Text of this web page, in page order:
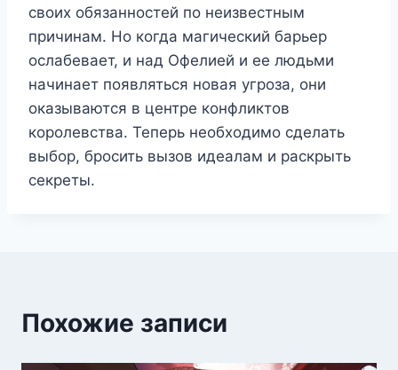
своих обязанностей по неизвестным
причинам. Но когда магический барьер
ослабевает, и над Офелией и ее людьми
начинает появляться новая угроза, они
оказываются в центре конфликтов
королевства. Теперь необходимо сделать
выбор, бросить вызов идеалам и раскрыть
секреты.
Похожие записи